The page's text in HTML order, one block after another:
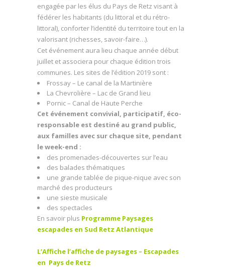
engagée par les élus du Pays de Retz visant à
fédérer les habitants (du littoral et du rétro-
littoral), conforter l’identité du territoire tout en la
valorisant (richesses, savoir-faire…).
Cet événement aura lieu chaque année début
juillet et associera pour chaque édition trois
communes. Les sites de l’édition 2019 sont :
Frossay – Le canal de la Martinière
La Chevrolière – Lac de Grand lieu
Pornic – Canal de Haute Perche
Cet événement convivial, participatif, éco-
responsable est destiné au grand public,
aux familles avec sur chaque site, pendant
le week-end :
des promenades-découvertes sur l’eau
des balades thématiques
une grande tablée de pique-nique avec son
marché des producteurs
une sieste musicale
des spectacles
En savoir plus Programme Paysages
escapades en Sud Retz Atlantique
L’Affiche l’affiche de paysages – Escapades
en Pays de Retz